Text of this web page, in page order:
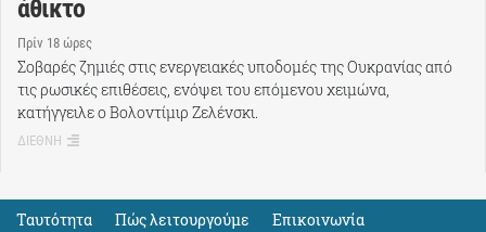
άθικτο
Πρίν 18 ώρες
Σοβαρές ζημιές στις ενεργειακές υποδομές της Ουκρανίας από
τις ρωσικές επιθέσεις, ενόψει του επόμενου χειμώνα,
κατήγγειλε ο Βολοντίμιρ Ζελένσκι.
ΔΙΕΘΝΗ
Ταυτότητα Πώς λειτουργούμε Eπικοινωνία